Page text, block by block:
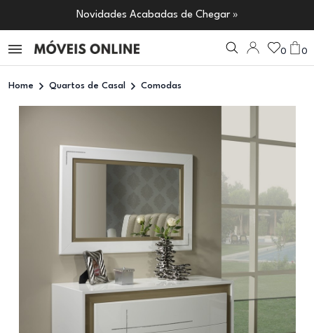
Novidades Acabadas de Chegar »
0 0
Home Quartos de Casal Comodas